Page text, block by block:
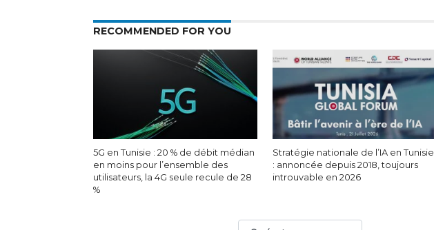
RECOMMENDED FOR YOU
5G en Tunisie : 20 % de débit médian
en moins pour l’ensemble des
utilisateurs, la 4G seule recule de 28
%
Stratégie nationale de l’IA en Tunisie
: annoncée depuis 2018, toujours
introuvable en 2026